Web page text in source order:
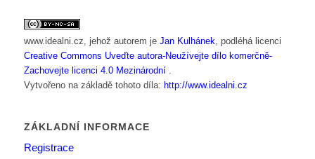
www.idealni.cz , jehož autorem je Jan Kulhánek , podléhá licenci
Creative Commons Uveďte autora-Neužívejte dílo komerčně-
Zachovejte licenci 4.0 Mezinárodní
Vytvořeno na základě tohoto díla: http://www.idealni.cz
ZÁKLADNÍ INFORMACE
Registrace